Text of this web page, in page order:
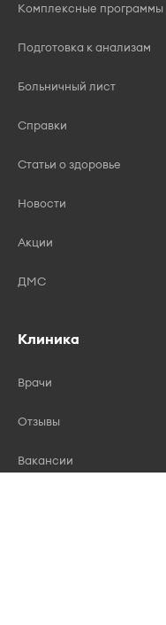
Комплексные программы
Подготовка к анализам
Больничный лист
Справки
Статьи о здоровье
Новости
Акции
ДМС
Клиника
Врачи
Отзывы
Вакансии